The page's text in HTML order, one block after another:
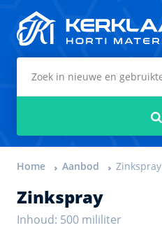
Home Aanbod Zinkspray
Zinkspray
Inhoud: 500 mililiter